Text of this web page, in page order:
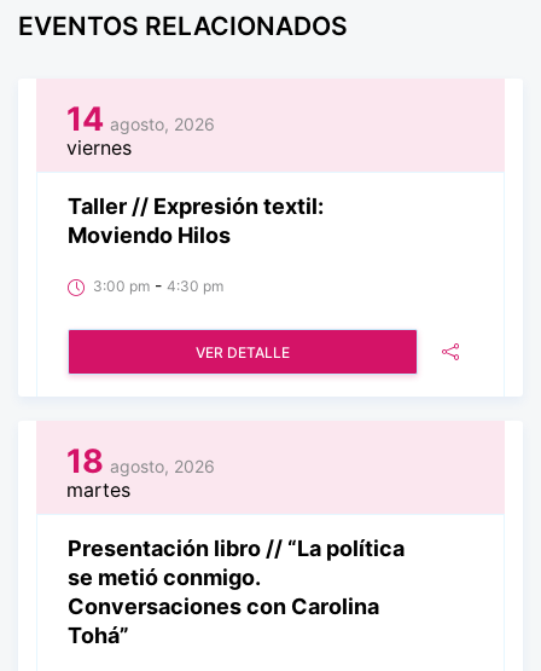
EVENTOS RELACIONADOS
14 agosto, 2026
viernes
Taller // Expresión textil:
Moviendo Hilos
3:00 pm - 4:30 pm
VER DETALLE
18 agosto, 2026
martes
Presentación libro // “La política
se metió conmigo.
Conversaciones con Carolina
Tohá”